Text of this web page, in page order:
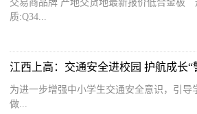
交易商品牌 产地交货地最新报价低合金板
质:Q34...
江西上高：交通安全进校园 护航成长“
为进一步增强中小学生交通安全意识，引导
做...